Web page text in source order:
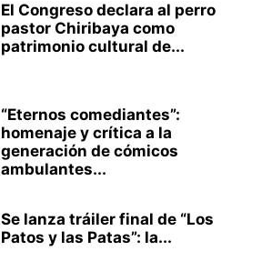
El Congreso declara al perro
pastor Chiribaya como
patrimonio cultural de...
“Eternos comediantes”:
homenaje y crítica a la
generación de cómicos
ambulantes...
Se lanza tráiler final de “Los
Patos y las Patas”: la...